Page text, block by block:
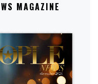
MAGAZINE